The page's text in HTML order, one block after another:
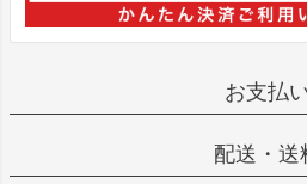
お支払
配送・送